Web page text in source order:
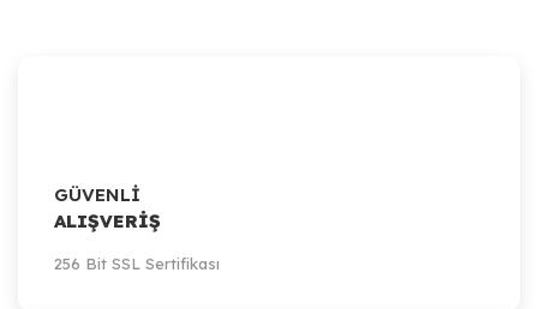
GÜVENLİ
ALIŞVERİŞ
256 Bit SSL Sertifikası